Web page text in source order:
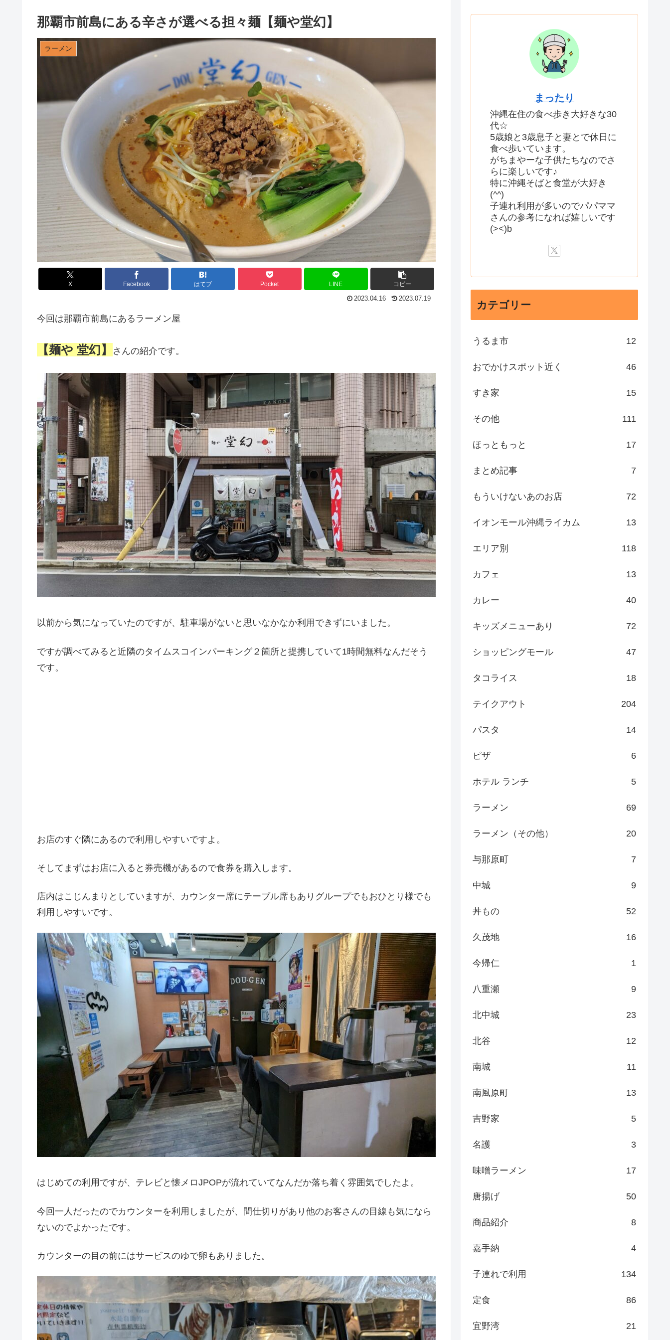
那覇市前島にある辛さが選べる担々麺【麺や堂幻】
ラーメン
X Facebook はてブ Pocket LINE コピー
2023.04.16 2023.07.19
今回は那覇市前島にあるラーメン屋
【麺や 堂幻】 さんの紹介です。
以前から気になっていたのですが、駐車場がないと思いなかなか利用できずにいました。
ですが調べてみると近隣のタイムスコインパーキング２箇所と提携していて1時間無料なんだそう
です。
お店のすぐ隣にあるので利用しやすいですよ。
そしてまずはお店に入ると券売機があるので食券を購入します。
店内はこじんまりとしていますが、カウンター席にテーブル席もありグループでもおひとり様でも
利用しやすいです。
はじめての利用ですが、テレビと懐メロJPOPが流れていてなんだか落ち着く雰囲気でしたよ。
今回一人だったのでカウンターを利用しましたが、間仕切りがあり他のお客さんの目線も気になら
ないのでよかったです。
カウンターの目の前にはサービスのゆで卵もありました。
まったり
沖縄在住の食べ歩き大好きな30
代☆
5歳娘と3歳息子と妻とで休日に
食べ歩いています。
がちまやーな子供たちなのでさ
らに楽しいです♪
特に沖縄そばと食堂が大好き
(^^)
子連れ利用が多いのでパパママ
さんの参考になれば嬉しいです
(><)b
カテゴリー
うるま市 12
おでかけスポット近く 46
すき家 15
その他 111
ほっともっと 17
まとめ記事 7
もういけないあのお店 72
イオンモール沖縄ライカム 13
エリア別 118
カフェ 13
カレー 40
キッズメニューあり 72
ショッピングモール 47
タコライス 18
テイクアウト 204
パスタ 14
ピザ 6
ホテル ランチ 5
ラーメン 69
ラーメン（その他） 20
与那原町 7
中城 9
丼もの 52
久茂地 16
今帰仁 1
八重瀬 9
北中城 23
北谷 12
南城 11
南風原町 13
吉野家 5
名護 3
味噌ラーメン 17
唐揚げ 50
商品紹介 8
嘉手納 4
子連れで利用 134
定食 86
宜野湾 21